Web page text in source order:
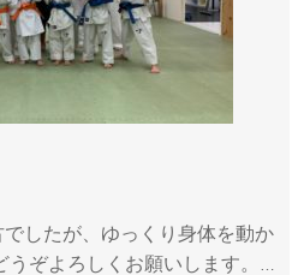
したが、ゆっくり身体を動か
ぞよろしくお願いします。
…